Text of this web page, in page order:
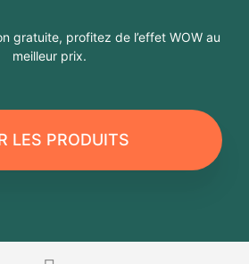
gratuite, profitez de l’effet WOW au
meilleur prix.
LES PRODUITS